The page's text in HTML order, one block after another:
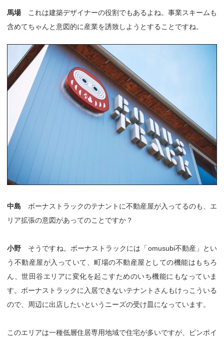
馬場これは建築デザイナーの役割でもあるよね。事業スキームも
含めてちゃんと意図的に産業を誘致しようとすることですね。
中島 ボーナストラックのテナントに不動産屋が入ってるのも、エ
リア拡張の意図があってのことですか？
小野 そうですね。ボーナストラックには「omusubi不動産」とい
う不動産屋が入っていて、町場の不動産屋としての機能はもちろ
ん、世田谷エリアに変化を起こすためのいち機能にもなっていま
す。ボーナストラックに入居できないテナントさんもけっこういる
ので、周辺に出店したいというニーズの受け皿になっています。
このエリアは一種低層住居専用地域で住宅が多いですが、ピンポイ